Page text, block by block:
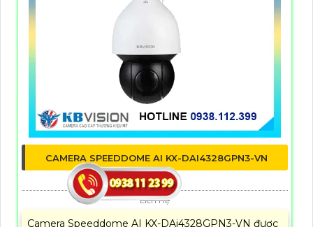
CAMERA SPEEDDOME AI KX-DAI4328GPN3-VN
5%-35%
Liên Hệ
Camera Speeddome AI KX-DAi4328GPN3-VN được